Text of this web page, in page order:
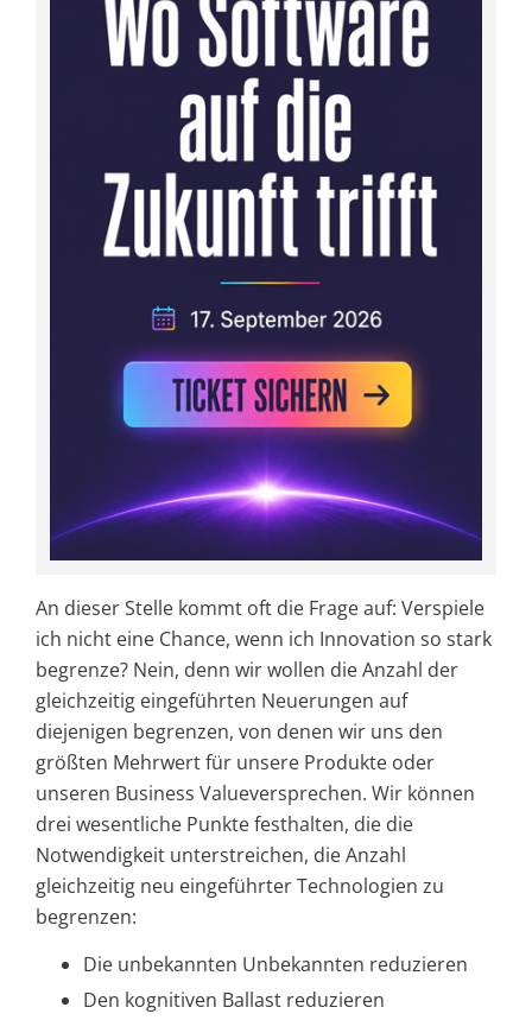
An dieser Stelle kommt oft die Frage auf: Verspiele
ich nicht eine Chance, wenn ich Innovation so stark
begrenze? Nein, denn wir wollen die Anzahl der
gleichzeitig eingeführten Neuerungen auf
diejenigen begrenzen, von denen wir uns den
größten Mehrwert für unsere Produkte oder
unseren Business Valueversprechen. Wir können
drei wesentliche Punkte festhalten, die die
Notwendigkeit unterstreichen, die Anzahl
gleichzeitig neu eingeführter Technologien zu
begrenzen:
Die unbekannten Unbekannten reduzieren
Den kognitiven Ballast reduzieren